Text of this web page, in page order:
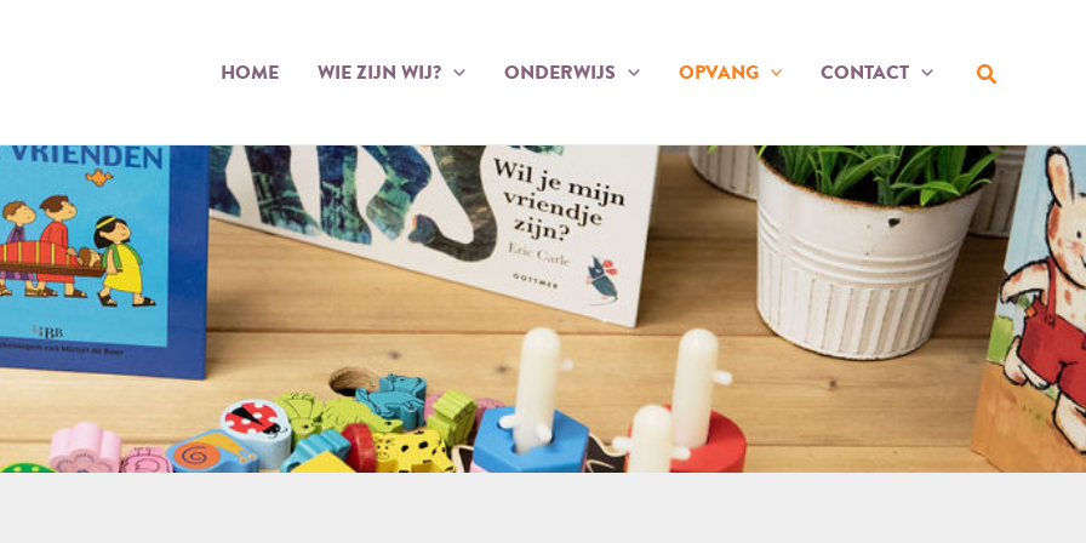
HOME WIE ZIJN WIJ? ONDERWIJS OPVANG CONTACT Zoeken